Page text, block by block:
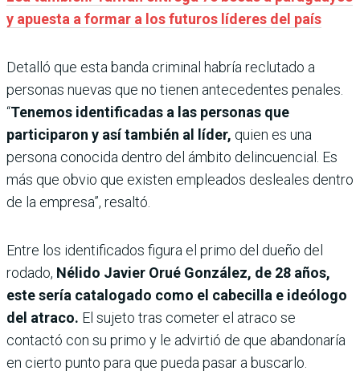
y apuesta a formar a los futuros líderes del país
Detalló que esta banda criminal habría reclutado a
personas nuevas que no tienen antecedentes penales.
“Tenemos identificadas a las personas que
participaron y así también al líder, quien es una
persona conocida dentro del ámbito delincuencial. Es
más que obvio que existen empleados desleales dentro
de la empresa”, resaltó.
Entre los identificados figura el primo del dueño del
rodado, Nélido Javier Orué González, de 28 años,
este sería catalogado como el cabecilla e ideólogo
del atraco. El sujeto tras cometer el atraco se
contactó con su primo y le advirtió de que abandonaría
en cierto punto para que pueda pasar a buscarlo.